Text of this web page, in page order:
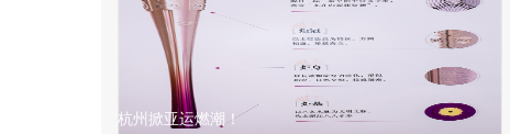
杭州掀亚运燃潮！